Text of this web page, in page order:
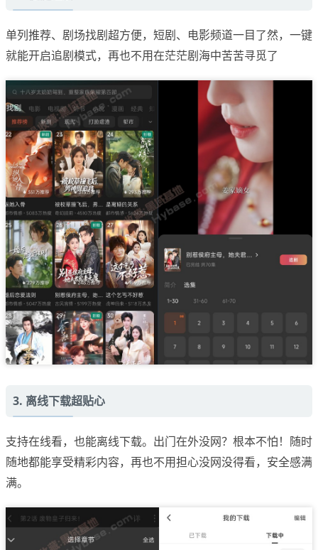
单列推荐、剧场找剧超方便，短剧、电影频道一目了然，一键
就能开启追剧模式，再也不用在茫茫剧海中苦苦寻觅了
3. 离线下载超贴心
支持在线看，也能离线下载。出门在外没网？根本不怕！随时
随地都能享受精彩内容，再也不用担心没网没得看，安全感满
满。